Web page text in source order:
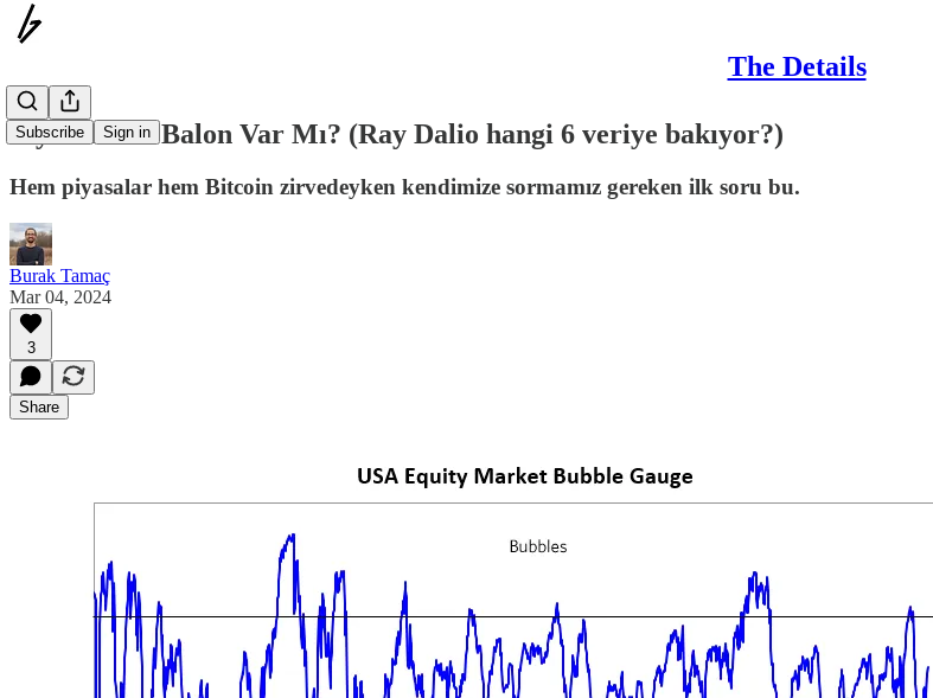
The Details
Subscribe Sign in
Piyasalarda Balon Var Mı? (Ray Dalio hangi 6 veriye bakıyor?)
Hem piyasalar hem Bitcoin zirvedeyken kendimize sormamız gereken ilk soru bu.
Burak Tamaç
Mar 04, 2024
3
Share